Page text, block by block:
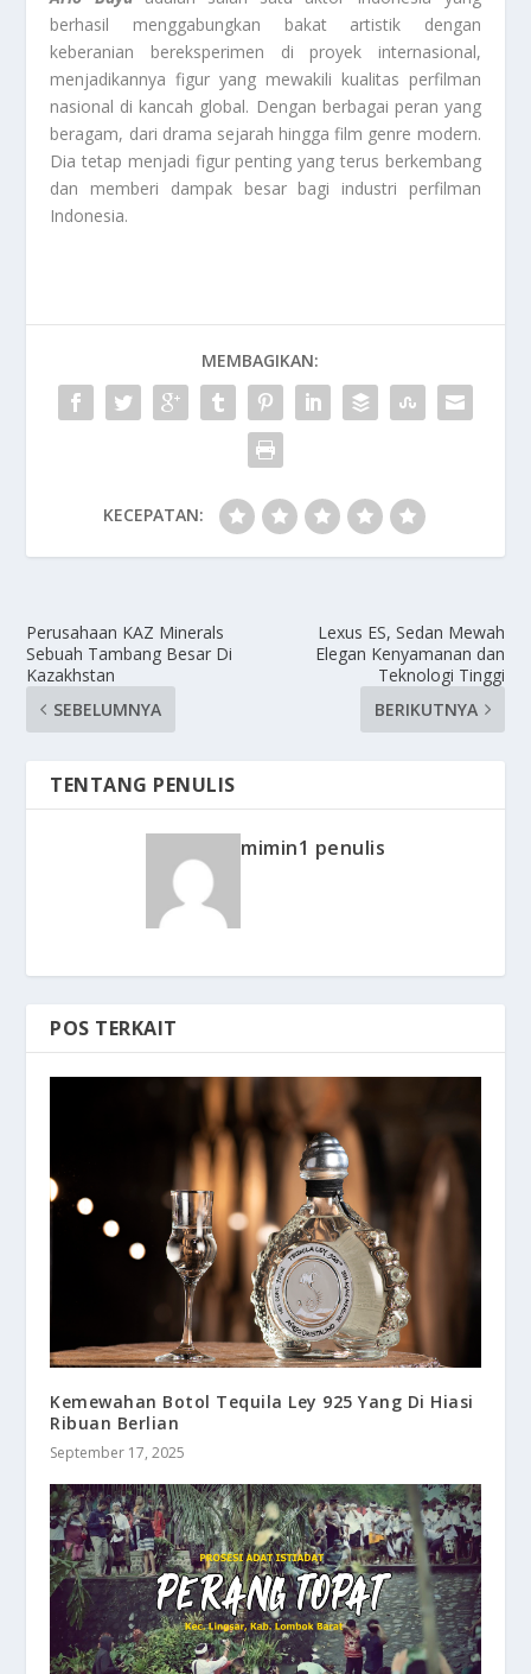
berhasil menggabungkan bakat artistik dengan
keberanian bereksperimen di proyek internasional,
menjadikannya figur yang mewakili kualitas perfilman
nasional di kancah global. Dengan berbagai peran yang
beragam, dari drama sejarah hingga film genre modern.
Dia tetap menjadi figur penting yang terus berkembang
dan memberi dampak besar bagi industri perfilman
Indonesia.
MEMBAGIKAN:
KECEPATAN:
Perusahaan KAZ Minerals
Sebuah Tambang Besar Di
Kazakhstan
SEBELUMNYA
Lexus ES, Sedan Mewah
Elegan Kenyamanan dan
Teknologi Tinggi
BERIKUTNYA
TENTANG PENULIS
mimin1 penulis
POS TERKAIT
Kemewahan Botol Tequila Ley 925 Yang Di Hiasi
Ribuan Berlian
September 17, 2025